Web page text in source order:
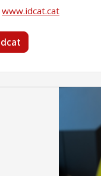
www.idcat.cat